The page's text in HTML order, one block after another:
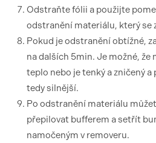
Odstraňte fólii a použijte
odstranění materiálu, který se
Pokud je odstranění obtížné,
na dalších 5min. Je možné,
teplo nebo je tenký a zničený
tedy silnější.
Po odstranění materiálu
přepilovat bufferem a setřít
namočeným v removeru.